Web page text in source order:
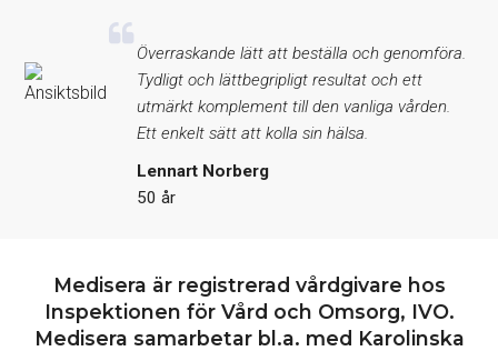
Överraskande lätt att beställa och genomföra.
Tydligt och lättbegripligt resultat och ett
utmärkt komplement till den vanliga vården.
Ett enkelt sätt att kolla sin hälsa.
Lennart Norberg
50 år
Medisera är registrerad vårdgivare hos
Inspektionen för Vård och Omsorg, IVO.
Medisera samarbetar bl.a. med Karolinska